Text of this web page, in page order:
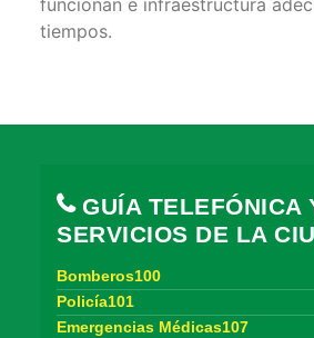
funcionan e infraestructura
tiempos.
GUÍA TELEFÓNICA
SERVICIOS DE LA
Bomberos100
Policía101
Emergencias Médicas107